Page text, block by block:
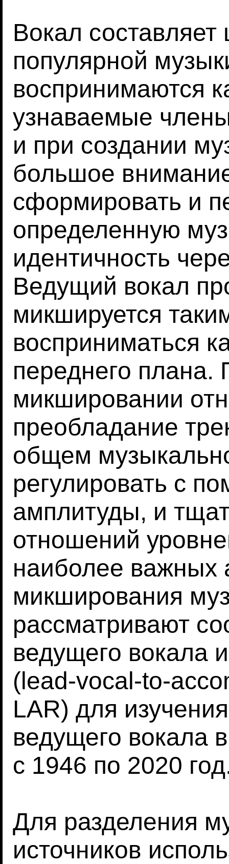
Вокал
популярной
воспринимаются
узнаваемые
и при создании
большое
сформировать и
определенную
идентичность
Ведущий вокал
микшируется
восприниматься
переднего
микшировании
преобладание
общем
регулировать с
амплитуды, и
отношений
наиболее важных
микширования
рассматривают
ведущего вокала
(lead-vocal-to-
LAR) для
ведущего вокала
с 1946 по 2020
Для разделения
источников